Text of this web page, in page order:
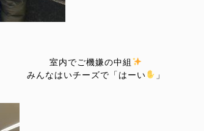
室内でご機嫌の中組
みんなはいチーズで「はーい
」